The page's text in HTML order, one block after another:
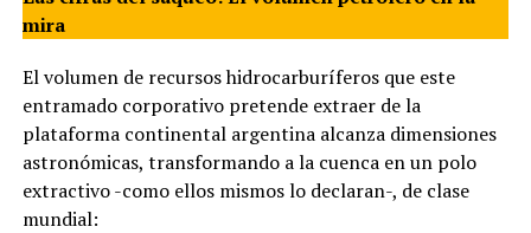
mira
El volumen de recursos hidrocarburíferos que este
entramado corporativo pretende extraer de la
plataforma continental argentina alcanza dimensiones
astronómicas, transformando a la cuenca en un polo
extractivo -como ellos mismos lo declaran-, de clase
mundial: